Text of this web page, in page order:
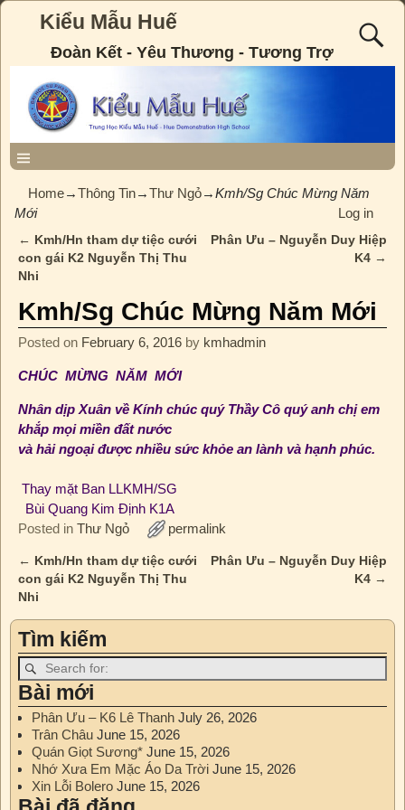
Kiểu Mẫu Huế
Đoàn Kết - Yêu Thương - Tương Trợ
Home→Thông Tin→Thư Ngỏ→Kmh/Sg Chúc Mừng Năm
Mới
Log in
Post navigation
← Kmh/Hn tham dự tiệc cưới
con gái K2 Nguyễn Thị Thu
Nhi
Phân Ưu – Nguyễn Duy Hiệp
K4 →
Kmh/Sg Chúc Mừng Năm Mới
Posted on February 6, 2016 by kmhadmin
CHÚC MỪNG NĂM MỚI
Nhân dịp Xuân về Kính chúc quý Thầy Cô quý anh chị em
khắp mọi miền đất nước
và hải ngoạiđược nhiều sức khỏe an lành và hạnh phúc.
Thay mặt Ban LLKMH/SG
Bùi Quang Kim Định K1A
Posted in Thư Ngỏ permalink
Post navigation
← Kmh/Hn tham dự tiệc cưới
con gái K2 Nguyễn Thị Thu
Nhi
Phân Ưu – Nguyễn Duy Hiệp
K4 →
Tìm kiếm
Bài mới
Phân Ưu – K6 Lê Thanh July 26, 2026
Trân Châu June 15, 2026
Quán Giọt Sương* June 15, 2026
Nhớ Xưa Em Mặc Áo Da Trời June 15, 2026
Xin Lỗi Bolero June 15, 2026